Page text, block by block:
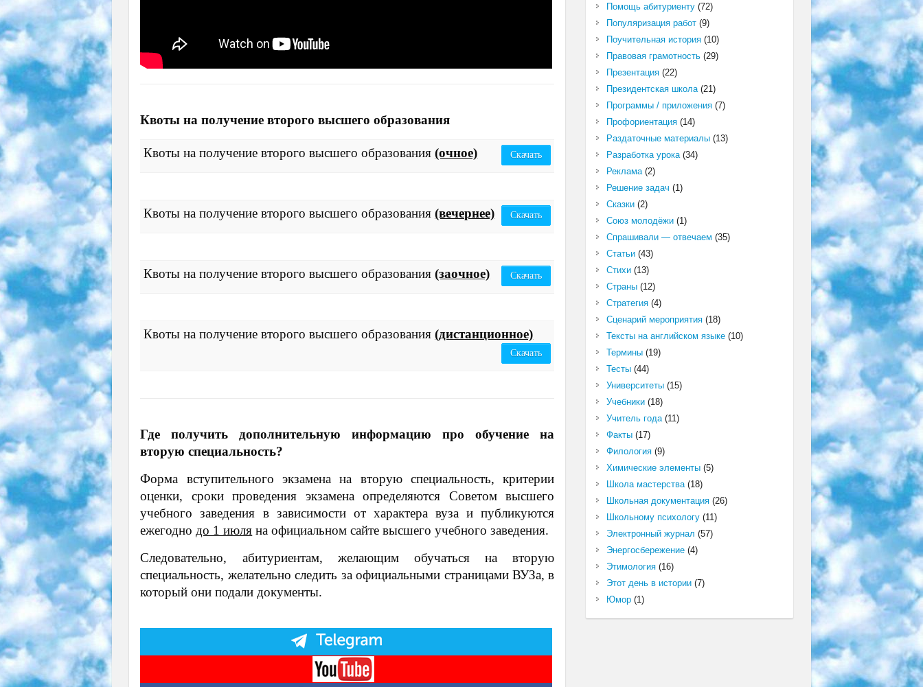
Квоты на получение второго высшего образования
Квоты на получение второго высшего образования(очное) Скачать
Квоты на получение второго высшего образования(вечернее) Скачать
Квоты на получение второго высшего образования(заочное) Скачать
Квоты на получение второго высшего образования(дистанционное)
Скачать
Где получить дополнительную информацию про обучение на
вторую специальность?
Форма вступительного экзамена на вторую специальность, критерии
оценки, сроки проведения экзамена определяются Советом высшего
учебного заведения в зависимости от характера вуза и публикуются
ежегоднодо 1 июля на официальном сайте высшего учебного заведения.
Следовательно, абитуриентам, желающим обучаться на вторую
специальность, желательно следить за официальными страницами ВУЗа, в
который они подали документы.
Помощь абитуриенту(72)
Популяризация работ(9)
Поучительная история(10)
Правовая грамотность(29)
Презентация(22)
Президентская школа(21)
Программы / приложения(7)
Профориентация(14)
Раздаточные материалы(13)
Разработка урока(34)
Реклама(2)
Решение задач (1)
Сказки(2)
Союз молодёжи(1)
Спрашивали — отвечаем (35)
Статьи(43)
Стихи(13)
Страны(12)
Стратегия(4)
Сценарий мероприятия(18)
Тексты на английском языке(10)
Термины(19)
Тесты(44)
Университеты(15)
Учебники(18)
Учитель года(11)
Факты(17)
Филология(9)
Химические элементы(5)
Школа мастерства(18)
Школьная документация(26)
Школьному психологу(11)
Электронный журнал (57)
Энергосбережение(4)
Этимология(16)
Этот день в истории(7)
Юмор(1)